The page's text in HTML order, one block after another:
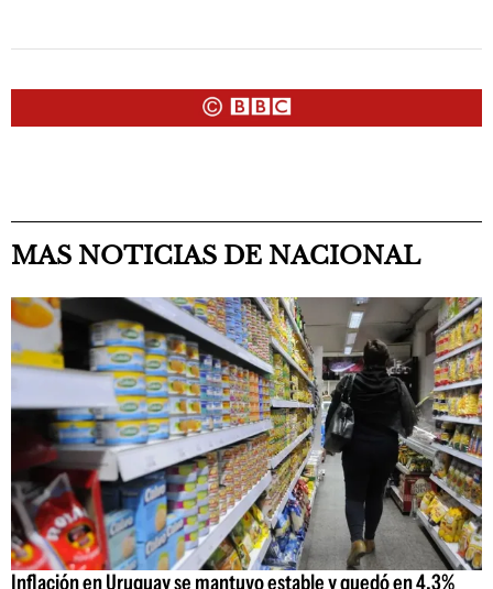
MAS NOTICIAS DE NACIONAL
Inflación en Uruguay se mantuvo estable y quedó en 4,3%